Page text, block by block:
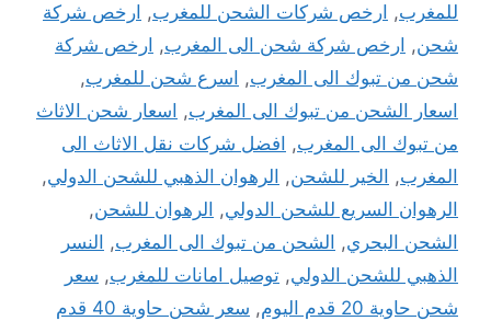
للمغرب, ارخص شركات الشحن للمغرب, ارخص شركة
شحن, ارخص شركة شحن الى المغرب, ارخص شركة
شحن من تبوك الى المغرب, اسرع شحن للمغرب,
اسعار الشحن من تبوك الى المغرب, اسعار شحن الاثاث
من تبوك الى المغرب, افضل شركات نقل الاثاث الى
المغرب, الخير للشحن, الرهوان الذهبي للشحن الدولي,
الرهوان السريع للشحن الدولي, الرهوان للشحن,
الشحن البحري, الشحن من تبوك الى المغرب, النسر
الذهبي للشحن الدولي, توصيل امانات للمغرب, سعر
شحن حاوية 20 قدم اليوم
,
سعر شحن حاوية 40 قدم